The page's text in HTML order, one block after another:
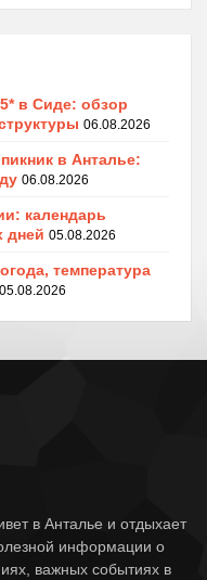
в Сиде: обзор
06.08.2026
в Анталье:
06.08.2026
календарь
дней 05.08.2026
температура
05.08.2026
в Анталье и отдыхает
информации о
важных событиях в